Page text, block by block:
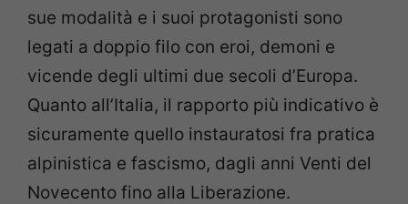
sue modalità e i suoi protagonisti sono
legati a doppio filo con eroi, demoni e
vicende degli ultimi due secoli d’Europa.
Quanto all’Italia, il rapporto più indicativo è
sicuramente quello instauratosi fra pratica
alpinistica e fascismo, dagli anni Venti del
Novecento fino alla Liberazione.